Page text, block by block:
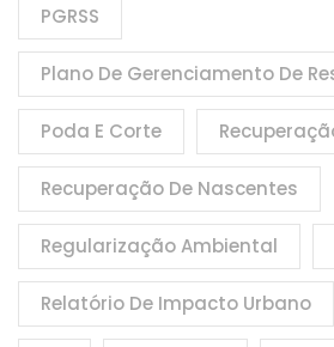
PGRSS
Plano De Gerenciamento De
Poda E Corte
Recuperação De Nascentes
Regularização Ambiental
Relatório De Impacto Urbano